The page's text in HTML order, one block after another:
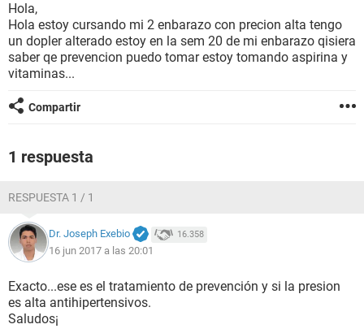
BIENESTAR
SEXUALIDAD
GLOSARIO
Hola,
Hola estoy cursando mi 2 enbarazo con precion alta tengo
un dopler alterado estoy en la sem 20 de mi enbarazo qisiera
saber qe prevencion puedo tomar estoy tomando aspirina y
vitaminas...
Compartir
1 respuesta
RESPUESTA 1 / 1
Dr. Joseph Exebio 16.358
16 jun 2017 a las 20:01
Exacto...ese es el tratamiento de prevención y si la presion
es alta antihipertensivos.
Saludos¡